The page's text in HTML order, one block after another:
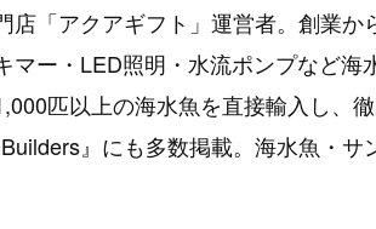
「アクアギフト」運営者。創業か
マー・LED照明・水流ポンプなど海
匹以上の海水魚を直接輸入し、
』にも多数掲載。海水魚・サ